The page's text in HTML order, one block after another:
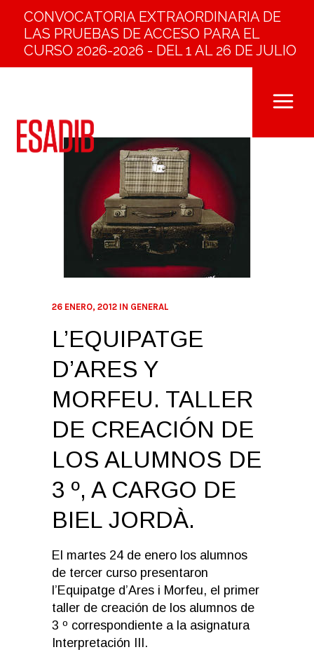
CONVOCATORIA EXTRAORDINARIA DE
LAS PRUEBAS DE ACCESO PARA EL
CURSO 2026-2026 - DEL 1 AL 26 DE JULIO
26 ENERO, 2012 IN GENERAL
L’EQUIPATGE
D’ARES Y
MORFEU. TALLER
DE CREACIÓN DE
LOS ALUMNOS DE
3 º, A CARGO DE
BIEL JORDÀ.
El martes 24 de enero los alumnos
de tercer curso presentaron
l’Equipatge d’Ares i Morfeu, el primer
taller de creación de los alumnos de
3 º correspondiente a la asignatura
Interpretación III.